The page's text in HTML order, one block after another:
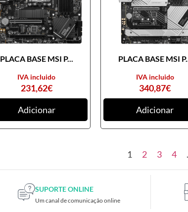
PLACA BASE MSI P...
231,62€
IVA incluido
Adicionar
PLACA BASE MSI
340,87€
IVA incluido
Adicionar
1 2 3 4
SUPORTE ONLINE
Um canal de comunicação online